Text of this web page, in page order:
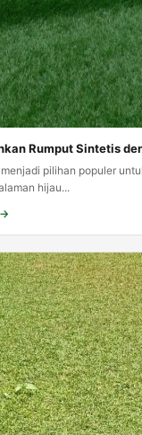
Rumput Sintetis
pilihan populer
hijau...